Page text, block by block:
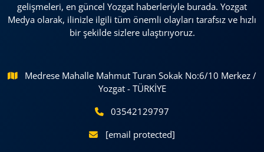
gelişmeleri, en güncel Yozgat haberleriyle burada. Yozgat
Medya olarak, ilinizle ilgili tüm önemli olayları tarafsız ve hızlı
bir şekilde sizlere ulaştırıyoruz.
Medrese Mahalle Mahmut Turan Sokak No:6/10 Merkez /
Yozgat - TÜRKİYE
03542129797
[email protected]